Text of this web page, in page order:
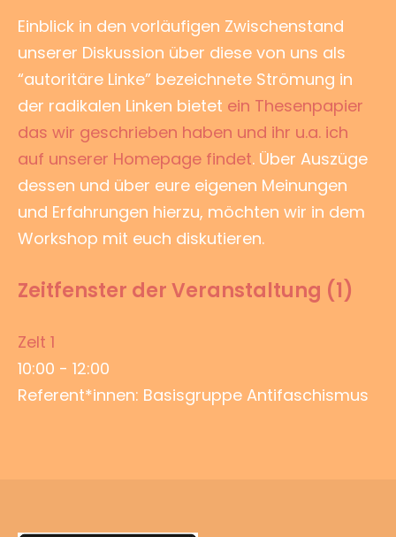
Einblick in den vorläufigen Zwischenstand
unserer Diskussion über diese von uns als
“autoritäre Linke” bezeichnete Strömung in
der radikalen Linken bietet ein Thesenpapier
das wir geschrieben haben und ihr u.a. ich
auf unserer Homepage findet. Über Auszüge
dessen und über eure eigenen Meinungen
und Erfahrungen hierzu, möchten wir in dem
Workshop mit euch diskutieren.
Zeitfenster der Veranstaltung (1)
Zelt 1
10:00 - 12:00
Referent*innen: Basisgruppe Antifaschismus